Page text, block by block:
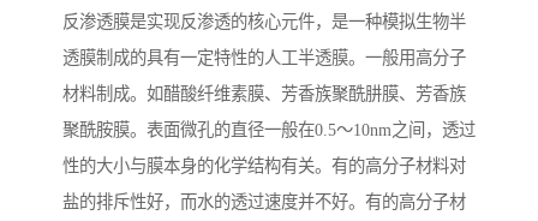
反渗透膜是实现反渗透的核心元件，是一种模拟生物半
透膜制成的具有一定特性的人工半透膜。一般用高分子
材料制成。如醋酸纤维素膜、芳香族聚酰肼膜、芳香族
聚酰胺膜。表面微孔的直径一般在0.5～10nm之间，透过
性的大小与膜本身的化学结构有关。有的高分子材料对
盐的排斥性好，而水的透过速度并不好。有的高分子材